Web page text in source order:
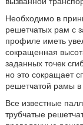
Необходимо в
решетчатых рам с
профиле иметь
сокращенная
заданных точек
но это сокращает
решетчатой рамы в
Все известные
трубчатые